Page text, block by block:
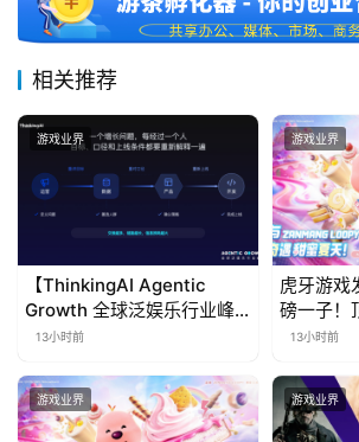
相关推荐
游戏业界
【ThinkingAI Agentic
Growth 全球泛娱乐行业峰
会】Agent 时代，人到底负
13小时前
游戏业界
虎牙游戏
磅一子！
曝光
13小时前
游戏业界 游戏业界